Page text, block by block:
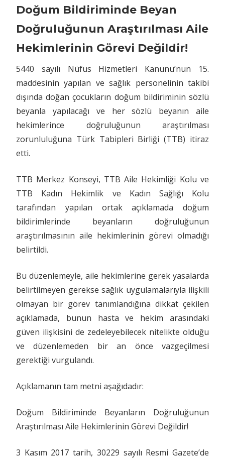
Bildiriminde
Beyan
Doğruluğunun
Araştırılması
Aile
Hekimlerinin
Görevi
için
Doğum Bildiriminde Beyan
Doğruluğunun Araştırılması Aile
Hekimlerinin Görevi Değildir!
5440 sayılı Nüfus Hizmetleri Kanunu’nun 15.
maddesinin yapılan ve sağlık personelinin takibi
dışında doğan çocukların doğum bildiriminin sözlü
beyanla yapılacağı ve her sözlü beyanın aile
hekimlerince doğruluğunun araştırılması
zorunluluğuna Türk Tabipleri Birliği (TTB) itiraz
etti.
TTB Merkez Konseyi, TTB Aile Hekimliği Kolu ve
TTB Kadın Hekimlik ve Kadın Sağlığı Kolu
tarafından yapılan ortak açıklamada doğum
bildirimlerinde beyanların doğruluğunun
araştırılmasının aile hekimlerinin görevi olmadığı
belirtildi.
Bu düzenlemeyle, aile hekimlerine gerek yasalarda
belirtilmeyen gerekse sağlık uygulamalarıyla ilişkili
olmayan bir görev tanımlandığına dikkat çekilen
açıklamada, bunun hasta ve hekim arasındaki
güven ilişkisini de zedeleyebilecek nitelikte olduğu
ve düzenlemeden bir an önce vazgeçilmesi
gerektiği vurgulandı.
Açıklamanın tam metni aşağıdadır:
Doğum Bildiriminde Beyanların Doğruluğunun
Araştırılması Aile Hekimlerinin Görevi Değildir!
3 Kasım 2017 tarih, 30229 sayılı Resmi Gazete’de